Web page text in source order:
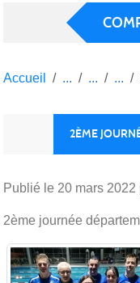
Accueil
2ÈME
Publié le 20 mars 2022
2ème journée